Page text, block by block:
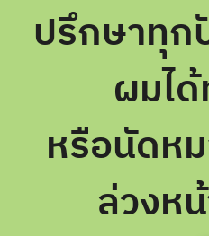
ปรึกษาทุก
ผมไ
หรือนัดห
ล่วงห